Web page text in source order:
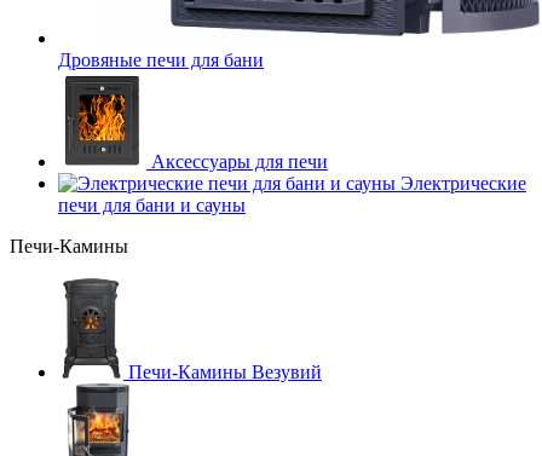
Дровяные печи для бани
Аксессуары для печи
Электрические
печи для бани и сауны
Печи-Камины
Печи-Камины Везувий